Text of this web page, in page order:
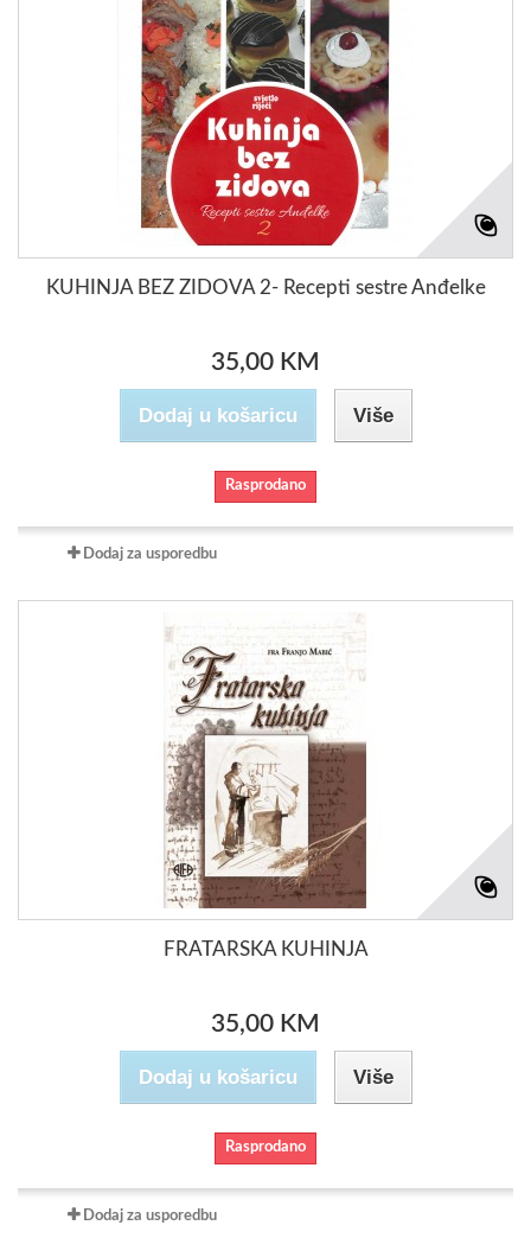
KUHINJA BEZ ZIDOVA 2- Recepti sestre Anđelke
35,00 KM
Dodaj u košaricu Više
Rasprodano
Dodaj za usporedbu
FRATARSKA KUHINJA
35,00 KM
Dodaj u košaricu Više
Rasprodano
Dodaj za usporedbu